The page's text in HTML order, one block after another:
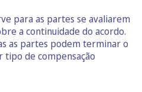
para as partes se avaliarem
a continuidade do acordo.
as partes podem terminar o
tipo de compensação